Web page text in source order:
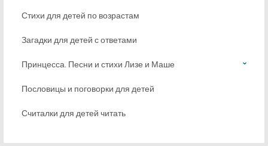
Стихи для детей по возрастам
Загадки для детей с ответами
Принцесса. Песни и стихи Лизе и Маше
Пословицы и поговорки для детей
Считалки для детей читать